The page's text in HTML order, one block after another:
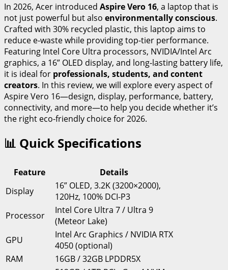
In 2026, Acer introduced Aspire Vero 16, a laptop that is
not just powerful but also environmentally conscious.
Crafted with 30% recycled plastic, this laptop aims to
reduce e-waste while providing top-tier performance.
Featuring Intel Core Ultra processors, NVIDIA/Intel Arc
graphics, a 16” OLED display, and long-lasting battery life,
it is ideal for professionals, students, and content
creators. In this review, we will explore every aspect of
Aspire Vero 16—design, display, performance, battery,
connectivity, and more—to help you decide whether it’s
the right eco-friendly choice for 2026.
📊 Quick Specifications
Feature
Details
Display
16” OLED, 3.2K (3200×2000),
120Hz, 100% DCI-P3
Processor
Intel Core Ultra 7 / Ultra 9
(Meteor Lake)
GPU
Intel Arc Graphics / NVIDIA RTX
4050 (optional)
RAM
16GB / 32GB LPDDR5X